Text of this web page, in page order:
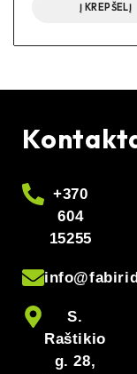
Į KREPŠELĮ
+370
604
15255
S.
Raštikio
g. 28,